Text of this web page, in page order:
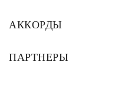
АККОРДЫ
ПАРТНЕРЫ